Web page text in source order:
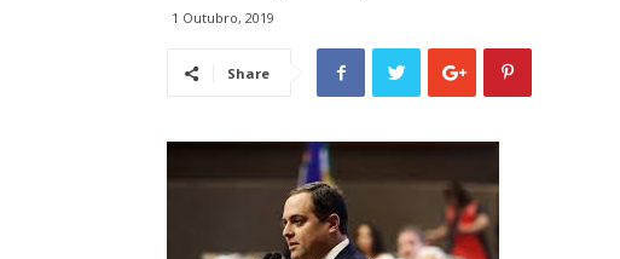
1 Outubro, 2019
Share